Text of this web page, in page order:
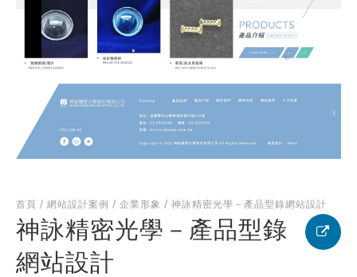
首頁 / 網站設計案例 / 企業形象 / 神詠精密光學－產品型錄網站設計
神詠精密光學－產品型錄
網站設計
類型※
網址
得知本網站※
化網站設計